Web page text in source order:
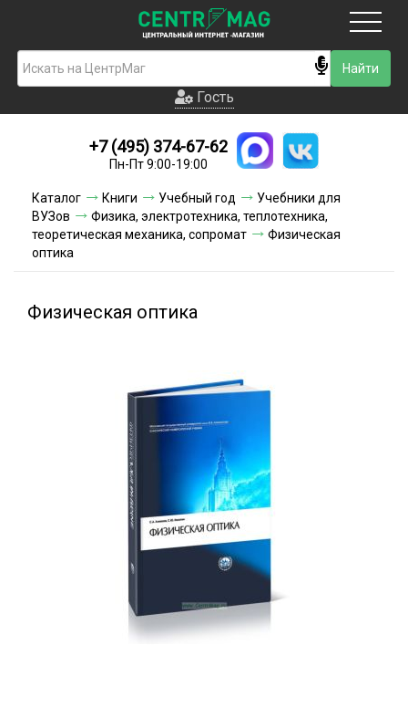
Гость
Новинки
Условия доставки
Условия оплаты
Акции и скидки
Гость
+7 (495) 374-67-62
Пн-Пт 9:00-19:00
Каталог Книги Учебный год
Учебники для
ВУЗов
Физика, электротехника, теплотехника,
теоретическая механика, сопромат
Физическая
оптика
Физическая оптика